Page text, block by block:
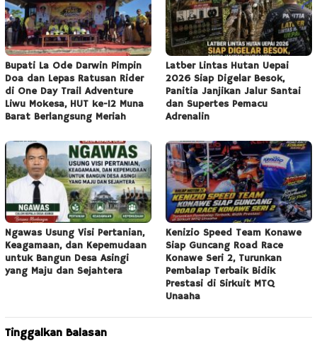
Bupati La Ode Darwin Pimpin
Doa dan Lepas Ratusan Rider
di One Day Trail Adventure
Liwu Mokesa, HUT ke-12 Muna
Barat Berlangsung Meriah
Latber Lintas Hutan Uepai
2026 Siap Digelar Besok,
Panitia Janjikan Jalur Santai
dan Supertes Pemacu
Adrenalin
Ngawas Usung Visi Pertanian,
Keagamaan, dan Kepemudaan
untuk Bangun Desa Asingi
yang Maju dan Sejahtera
Kenizio Speed Team Konawe
Siap Guncang Road Race
Konawe Seri 2, Turunkan
Pembalap Terbaik Bidik
Prestasi di Sirkuit MTQ
Unaaha
Tinggalkan Balasan